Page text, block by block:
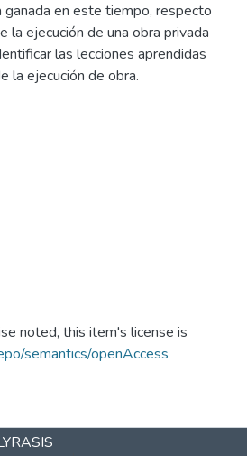
en este tiempo, respecto
ejecución de una obra privada
las lecciones aprendidas
la ejecución de obra.
noted, this item's license is
semantics/openAccess